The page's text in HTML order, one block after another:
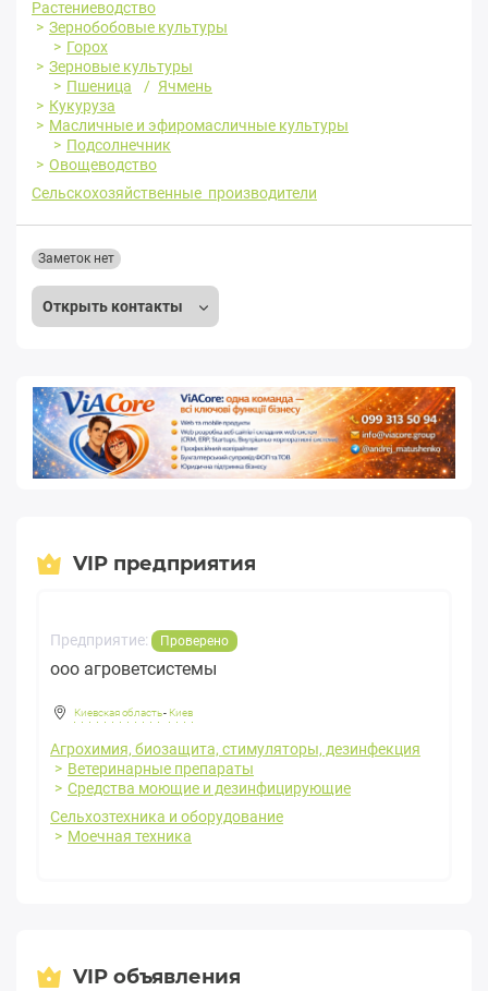
Растениеводство
Зернобобовые культуры
Горох
Зерновые культуры
Пшеница
Ячмень
Кукуруза
Масличные и эфиромасличные культуры
Подсолнечник
Овощеводство
Сельскохозяйственные производители
Открыть контакты
Заметок нет
VIP предприятия
Предприятие: Проверено
ооо агроветсистемы
Киевская область- Киев
Агрохимия, биозащита, стимуляторы, дезинфекция
Ветеринарные препараты
Средства моющие и дезинфицирующие
Сельхозтехника и оборудование
Моечная техника
VIP объявления